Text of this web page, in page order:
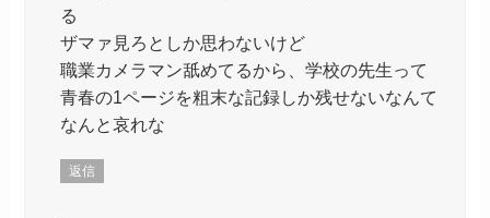
る
ザマァ見ろとしか思わないけど
職業カメラマン舐めてるから、学校の先生って
青春の1ページを粗末な記録しか残せないなんて
なんと哀れな
返信